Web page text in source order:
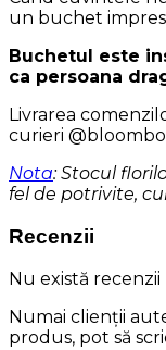
un buchet
Buchetul este
ca persoana
Livrarea
curieri
Nota: Stocul
fel de potrivite,
Recenzii
Nu există
Numai clienții
produs, pot să